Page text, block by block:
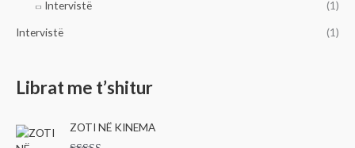
Intervistë
(1)
Intervistë (1)
Librat me t’shitur
ZOTI NË KINEMA